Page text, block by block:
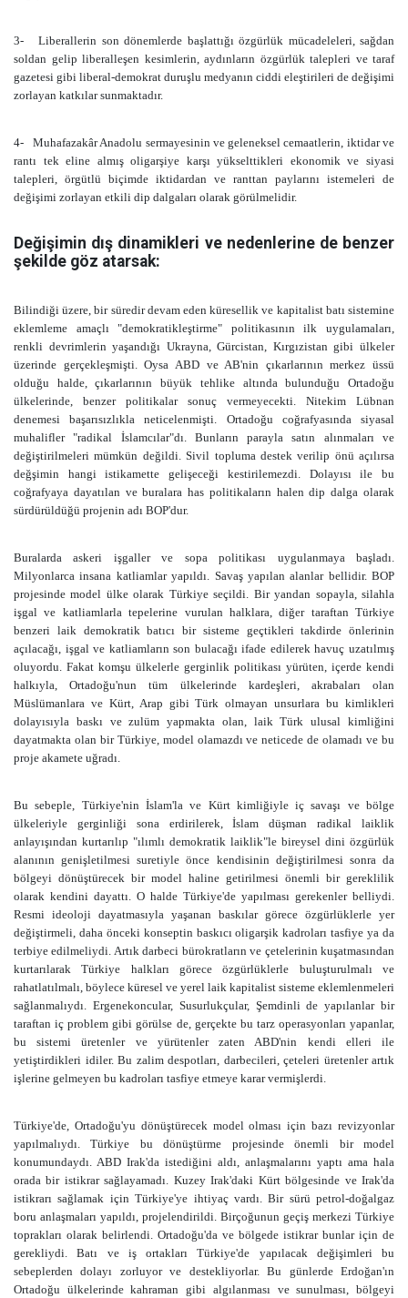
3-
Liberallerin son dönemlerde başlattığı özgürlük mücadeleleri, sağdan
soldan gelip liberalleşen kesimlerin, aydınların özgürlük talepleri ve taraf
gazetesi gibi liberal-demokrat duruşlu medyanın ciddi eleştirileri de değişimi
zorlayan katkılar sunmaktadır.
4-
Muhafazakâr Anadolu sermayesinin ve geleneksel cemaatlerin, iktidar ve
rantı tek eline almış oligarşiye karşı yükselttikleri ekonomik ve siyasi
talepleri, örgütlü biçimde iktidardan ve ranttan paylarını istemeleri de
değişimi zorlayan etkili dip dalgaları olarak görülmelidir.
Değişimin dış dinamikleri ve nedenlerine de benzer
şekilde göz atarsak:
Bilindiği üzere, bir süredir devam eden küresellik ve kapitalist batı sistemine
eklemleme amaçlı "demokratikleştirme" politikasının ilk uygulamaları,
renkli devrimlerin yaşandığı Ukrayna, Gürcistan, Kırgızistan gibi ülkeler
üzerinde gerçekleşmişti. Oysa ABD ve AB'nin çıkarlarının merkez üssü
olduğu halde, çıkarlarının büyük tehlike altında bulunduğu Ortadoğu
ülkelerinde, benzer politikalar sonuç vermeyecekti. Nitekim Lübnan
denemesi başarısızlıkla neticelenmişti. Ortadoğu coğrafyasında siyasal
muhalifler "radikal İslamcılar"dı. Bunların parayla satın alınmaları ve
değiştirilmeleri mümkün değildi. Sivil topluma destek verilip önü açılırsa
değşimin hangi istikamette gelişeceği kestirilemezdi. Dolayısı ile bu
coğrafyaya dayatılan ve buralara has politikaların halen dip dalga olarak
sürdürüldüğü projenin adı BOP'dur.
Buralarda askeri işgaller ve sopa politikası uygulanmaya başladı.
Milyonlarca insana katliamlar yapıldı. Savaş yapılan alanlar bellidir. BOP
projesinde model ülke olarak Türkiye seçildi. Bir yandan sopayla, silahla
işgal ve katliamlarla tepelerine vurulan halklara, diğer taraftan Türkiye
benzeri laik demokratik batıcı bir sisteme geçtikleri takdirde önlerinin
açılacağı, işgal ve katliamların son bulacağı ifade edilerek havuç uzatılmış
oluyordu. Fakat komşu ülkelerle gerginlik politikası yürüten, içerde kendi
halkıyla, Ortadoğu'nun tüm ülkelerinde kardeşleri, akrabaları olan
Müslümanlara ve Kürt, Arap gibi Türk olmayan unsurlara bu kimlikleri
dolayısıyla baskı ve zulüm yapmakta olan, laik Türk ulusal kimliğini
dayatmakta olan bir Türkiye, model olamazdı ve neticede de olamadı ve bu
proje akamete uğradı.
Bu sebeple, Türkiye'nin İslam'la ve Kürt kimliğiyle iç savaşı ve bölge
ülkeleriyle gerginliği sona erdirilerek, İslam düşman radikal laiklik
anlayışından kurtarılıp "ılımlı demokratik laiklik"le bireysel dini özgürlük
alanının genişletilmesi suretiyle önce kendisinin değiştirilmesi sonra da
bölgeyi dönüştürecek bir model haline getirilmesi önemli bir gereklilik
olarak kendini dayattı. O halde Türkiye'de yapılması gerekenler belliydi.
Resmi ideoloji dayatmasıyla yaşanan baskılar görece özgürlüklerle yer
değiştirmeli, daha önceki konseptin baskıcı oligarşik kadroları tasfiye ya da
terbiye edilmeliydi. Artık darbeci bürokratların ve çetelerinin kuşatmasından
kurtarılarak Türkiye halkları görece özgürlüklerle buluşturulmalı ve
rahatlatılmalı, böylece küresel ve yerel laik kapitalist sisteme eklemlenmeleri
sağlanmalıydı. Ergenekoncular, Susurlukçular, Şemdinli de yapılanlar bir
taraftan iç problem gibi görülse de, gerçekte bu tarz operasyonları yapanlar,
bu sistemi üretenler ve yürütenler zaten ABD'nin kendi elleri ile
yetiştirdikleri idiler. Bu zalim despotları, darbecileri, çeteleri üretenler artık
işlerine gelmeyen bu kadroları tasfiye etmeye karar vermişlerdi.
Türkiye'de, Ortadoğu'yu dönüştürecek model olması için bazı revizyonlar
yapılmalıydı. Türkiye bu dönüştürme projesinde önemli bir model
konumundaydı. ABD Irak'da istediğini aldı, anlaşmalarını yaptı ama hala
orada bir istikrar sağlayamadı. Kuzey Irak'daki Kürt bölgesinde ve Irak'da
istikrarı sağlamak için Türkiye'ye ihtiyaç vardı. Bir sürü petrol-doğalgaz
boru anlaşmaları yapıldı, projelendirildi. Birçoğunun geçiş merkezi Türkiye
toprakları olarak belirlendi. Ortadoğu'da ve bölgede istikrar bunlar için de
gerekliydi. Batı ve iş ortakları Türkiye'de yapılacak değişimleri bu
sebeplerden dolayı zorluyor ve destekliyorlar. Bu günlerde Erdoğan'ın
Ortadoğu ülkelerinde kahraman gibi algılanması ve sunulması, bölgeyi